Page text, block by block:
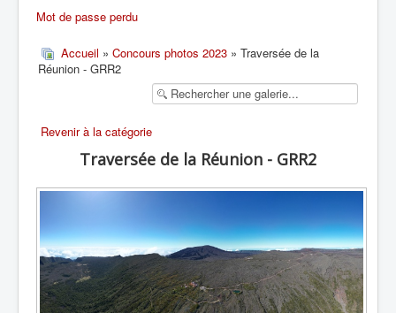
RANDONNÉE SPORTIVE
Mot de passe perdu
Accueil » Concours photos 2023 » Traversée de la
Réunion - GRR2
Revenir à la catégorie
Traversée de la Réunion - GRR2